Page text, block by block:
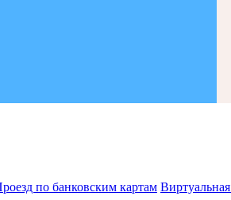
по банковским картам